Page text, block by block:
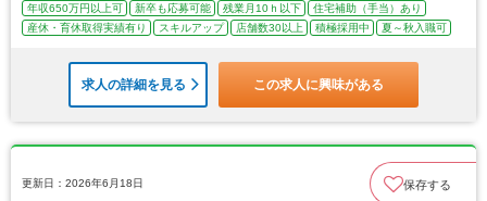
年収650万円以上可 新卒も応募可能 残業月10ｈ以下
住宅補助（手当）あり
産休・育休取得実績有り
スキルアップ 店舗数30以上 積極採用中 夏～秋入職可
求人の詳細を見る この求人に興味がある
更新日：2026年6月18日 保存する